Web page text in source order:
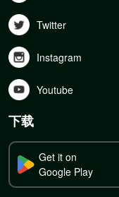
Twitter
Instagram
Youtube
下载
Get it on
Google Play